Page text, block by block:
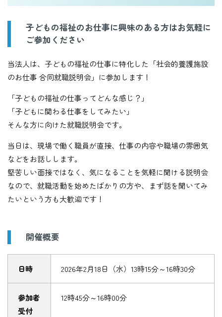
子どもの福祉のお仕事に興味のある方はお気軽に
ご参加ください
当法人は、子どもの福祉の仕事に特化した「社会的養護施設
のお仕事 合同就職説明会」に参加します！
「子どもの福祉の仕事ってどんな感じ？」
「子どもに関わる仕事をしてみたい」
そんな方に向けた就職説明会です。
当日は、現場で働く職員が直接、仕事の内容や職場の雰囲気
などをお話しします。
堅苦しい面接ではなく、気になることを気軽に聞ける説明会
なので、就職活動を始めたばかりの方や、まず話を聞いてみ
たいという方も大歓迎です！
開催概要
日時 2026年2月18日（水）13時15分～16時30分
参加者
受付
12時45分～16時00分